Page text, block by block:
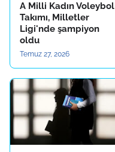
A Milli Kadın Voleybol
Takımı, Milletler
Ligi'nde şampiyon
oldu
Temuz 27, 2026